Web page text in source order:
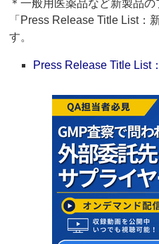
＊一般用医薬品など新製品
「Press Release Title List：
す。
Press Release Title List